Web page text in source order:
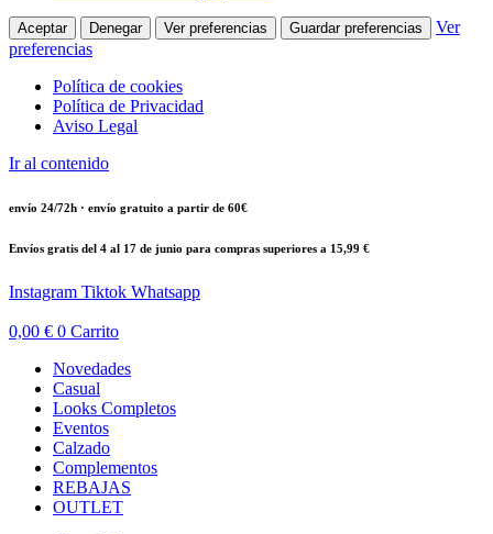
Aceptar Denegar Ver preferencias Guardar preferencias
Ver
preferencias
Política de cookies
Política de Privacidad
Aviso Legal
Ir al contenido
envío 24/72h · envío gratuito a partir de 60€
Envíos gratis del 4 al 17 de junio para compras superiores a 15,99 €
Instagram Tiktok Whatsapp
0,00 € 0 Carrito
Novedades
Casual
Looks Completos
Eventos
Calzado
Complementos
REBAJAS
OUTLET